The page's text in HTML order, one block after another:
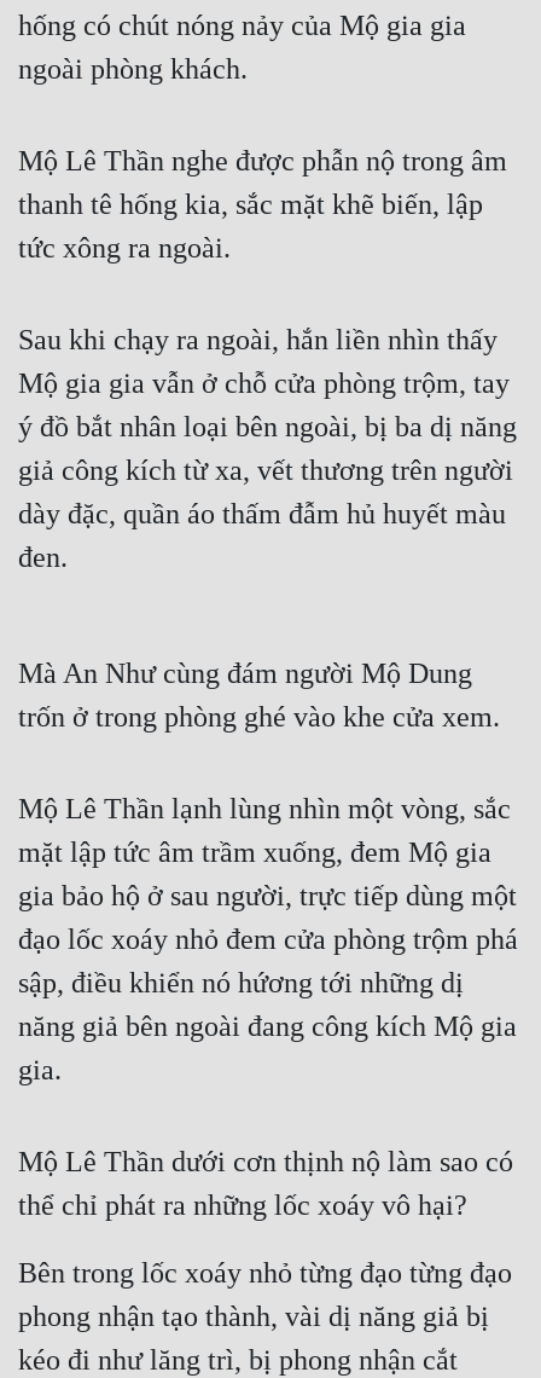
hống có chút nóng nảy của Mộ gia gia
ngoài phòng khách.
Mộ Lê Thần nghe được phẫn nộ trong âm
thanh tê hống kia, sắc mặt khẽ biến, lập
tức xông ra ngoài.
Sau khi chạy ra ngoài, hắn liền nhìn thấy
Mộ gia gia vẫn ở chỗ cửa phòng trộm, tay
ý đồ bắt nhân loại bên ngoài, bị ba dị năng
giả công kích từ xa, vết thương trên người
dày đặc, quần áo thấm đẫm hủ huyết màu
đen.
Mà An Như cùng đám người Mộ Dung
trốn ở trong phòng ghé vào khe cửa xem.
Mộ Lê Thần lạnh lùng nhìn một vòng, sắc
mặt lập tức âm trầm xuống, đem Mộ gia
gia bảo hộ ở sau người, trực tiếp dùng một
đạo lốc xoáy nhỏ đem cửa phòng trộm phá
sập, điều khiển nó hứơng tới những dị
năng giả bên ngoài đang công kích Mộ gia
gia.
Mộ Lê Thần dưới cơn thịnh nộ làm sao có
thể chỉ phát ra những lốc xoáy vô hại?
Bên trong lốc xoáy nhỏ từng đạo từng đạo
phong nhận tạo thành, vài dị năng giả bị
kéo đi như lăng trì, bị phong nhận cắt